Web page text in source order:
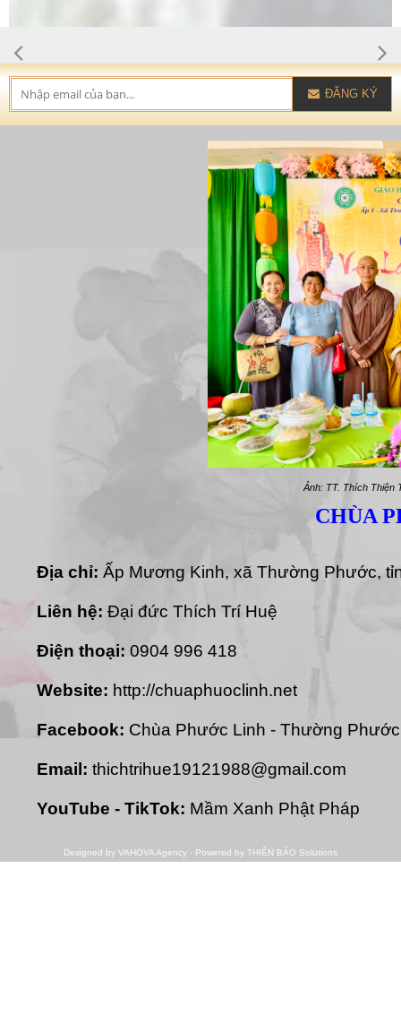
ĐĂNG KÝ
Ảnh: TT. Thích Thiện
CHÙA
Địa chỉ: Ấp Mương Kinh, xã Thường Phước,
Liên hệ: Đại đức Thích Trí Huệ
Điện thoại: 0904 996 418
Website: http://chuaphuoclinh.net
Facebook: Chùa Phước Linh - Thường Phước
Email: thichtrihue19121988@gmail.com
YouTube - TikTok: Mầm Xanh Phật Pháp
Designed by VAHOVA Agency - Powered by THIÊN BẢO Solutions